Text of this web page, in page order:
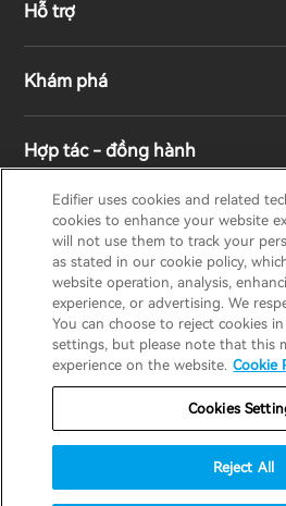
Loa kệ sách
Hệ thống truyền hình & rạp
Tai nghe không dây đích thực
Tai nghe Over-Ear & On-Ear
Hỗ trợ
Hỗ trợ sản phẩm
Bảo hành
Liên hệ
Khám phá
Giải thưởng thiết kế
Trách nhiệm xã hội
Về Edifier
Hợp tác - đồng hành
Nhà phân phối khu vực
EDIFIERAIRPULSESTAX
Thông báo về quyền
Thông
Vietnam / Tiếng Việt
Edifier uses cookies and related
cookies to enhance your website
will not use them to track your
as stated in our cookie policy,
website operation, analysis,
experience, or advertising. We
You can choose to reject cookies
settings, but please note that this
experience on the website. Cookie
Cookies
Reject All